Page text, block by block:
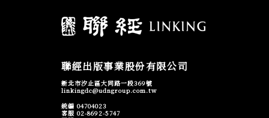
聯經出版事業股份有限公司
新北市汐止區大同路一段369號
linkingdc@udngroup.com.tw
統編 04704023
客服 02-8692-5747